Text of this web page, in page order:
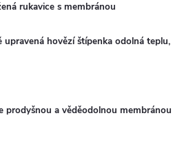
rukavice s membránou
upravená hovězí štípenka odolná teplu,
prodyšnou a věděodolnou membránou